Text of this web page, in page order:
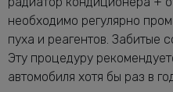
необходимо регулярно
пуха и реагентов. Забитые
Эту процедуру
автомобиля хотя бы раз в